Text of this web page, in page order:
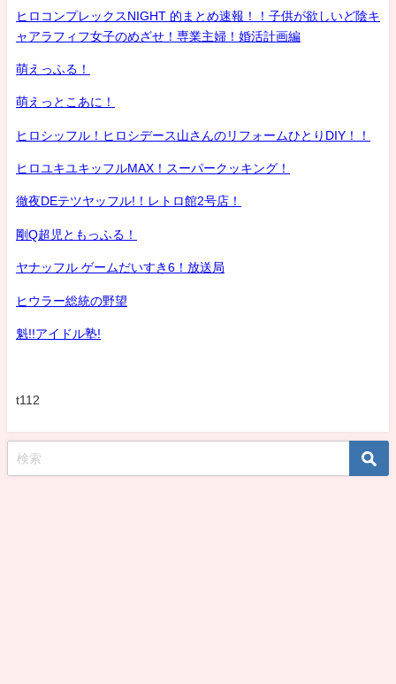
ヒロコンプレックスNIGHT 的まとめ速報！！子供が欲しいど陰キ
ャアラフィフ女子のめざせ！専業主婦！婚活計画編
萌えっふる！
萌えっとこあに！
ヒロシッフル！ヒロシデース山さんのリフォームひとりDIY！！
ヒロユキユキッフルMAX！スーパークッキング！
徹夜DEテツヤッフル!！レトロ館2号店！
剛Q超児ともっふる！
ヤナッフル ゲームだいすき6！放送局
ヒウラー総統の野望
魁!!アイドル塾!
t112